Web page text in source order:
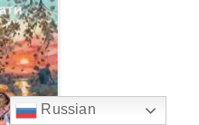
Russian